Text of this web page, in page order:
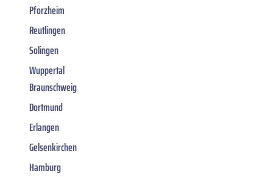
Pforzheim
Reutlingen
Solingen
Wuppertal
Braunschweig
Dortmund
Erlangen
Gelsenkirchen
Hamburg